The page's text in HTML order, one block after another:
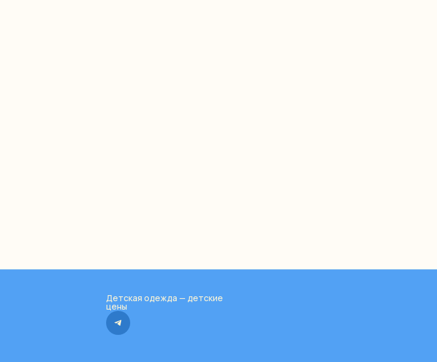
Детская одежда — детские
цены